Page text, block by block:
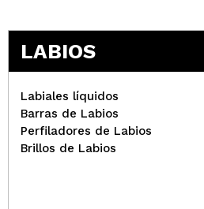
LABIOS
Labiales líquidos
Barras de Labios
Perfiladores de Labios
Brillos de Labios